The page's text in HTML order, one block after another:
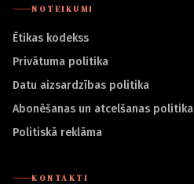
NOTEIKUMI
Ētikas kodekss
Privātuma politika
Datu aizsardzības politika
Abonēšanas un atcelšanas politika
Politiskā reklāma
KONTAKTI